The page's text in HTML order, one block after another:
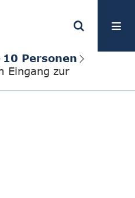
10 Personen
Eingang zur